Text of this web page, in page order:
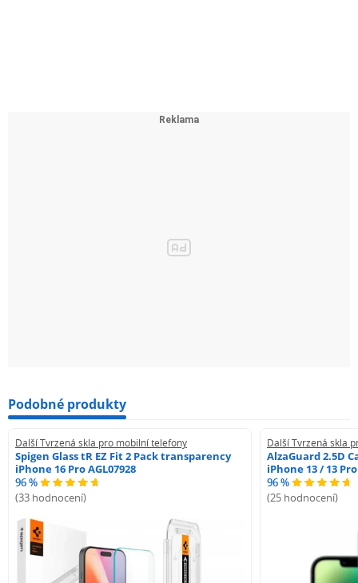
Podobné produkty
Další Tvrzená skla pro mobilní telefony
Spigen Glass tR EZ Fit 2 Pack transparency
iPhone 16 Pro AGL07928
96 %
(33 hodnocení)
Další Tvrzená skla
AlzaGuard 2.5D
iPhone 13 / 13 Pro
96 %
(25 hodnocení)